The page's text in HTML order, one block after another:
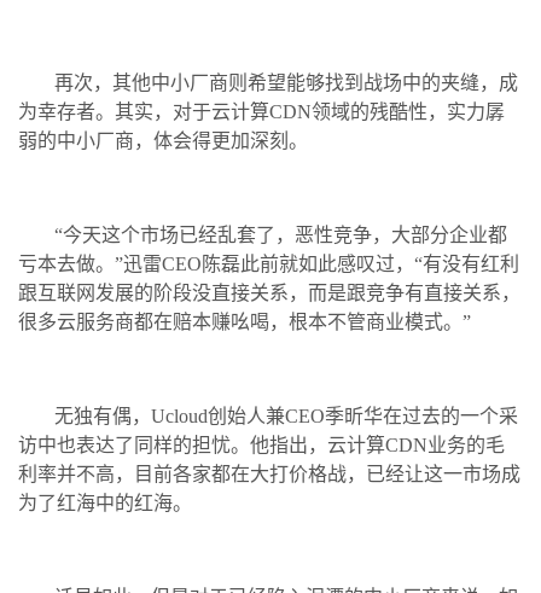
再次，其他中小厂商则希望能够找到战场中的夹缝，成
为幸存者。其实，对于云计算CDN领域的残酷性，实力孱
弱的中小厂商，体会得更加深刻。
“今天这个市场已经乱套了，恶性竞争，大部分企业都
亏本去做。”迅雷CEO陈磊此前就如此感叹过，“有没有红利
跟互联网发展的阶段没直接关系，而是跟竞争有直接关系，
很多云服务商都在赔本赚吆喝，根本不管商业模式。”
无独有偶，Ucloud创始人兼CEO季昕华在过去的一个采
访中也表达了同样的担忧。他指出，云计算CDN业务的毛
利率并不高，目前各家都在大打价格战，已经让这一市场成
为了红海中的红海。